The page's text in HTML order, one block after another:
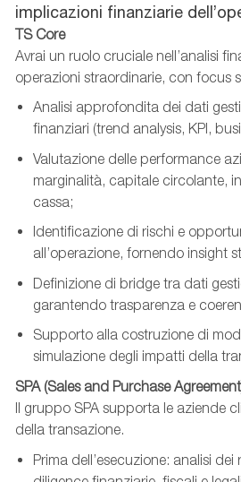
implicazioni finanziarie
TS Core
Avrai un ruolo cruciale nell’analisi
operazioni straordinarie, con focus
Analisi approfondita dei dati
finanziari (trend analysis, KPI,
Valutazione delle performance
marginalità, capitale circolante,
cassa;
Identificazione di rischi e
all’operazione, fornendo insight
Definizione di bridge tra dati
garantendo trasparenza e
Supporto alla costruzione di
simulazione degli impatti della
SPA (Sales and Purchase
Il gruppo SPA supporta le aziende
della transazione.
Prima dell’esecuzione: analisi